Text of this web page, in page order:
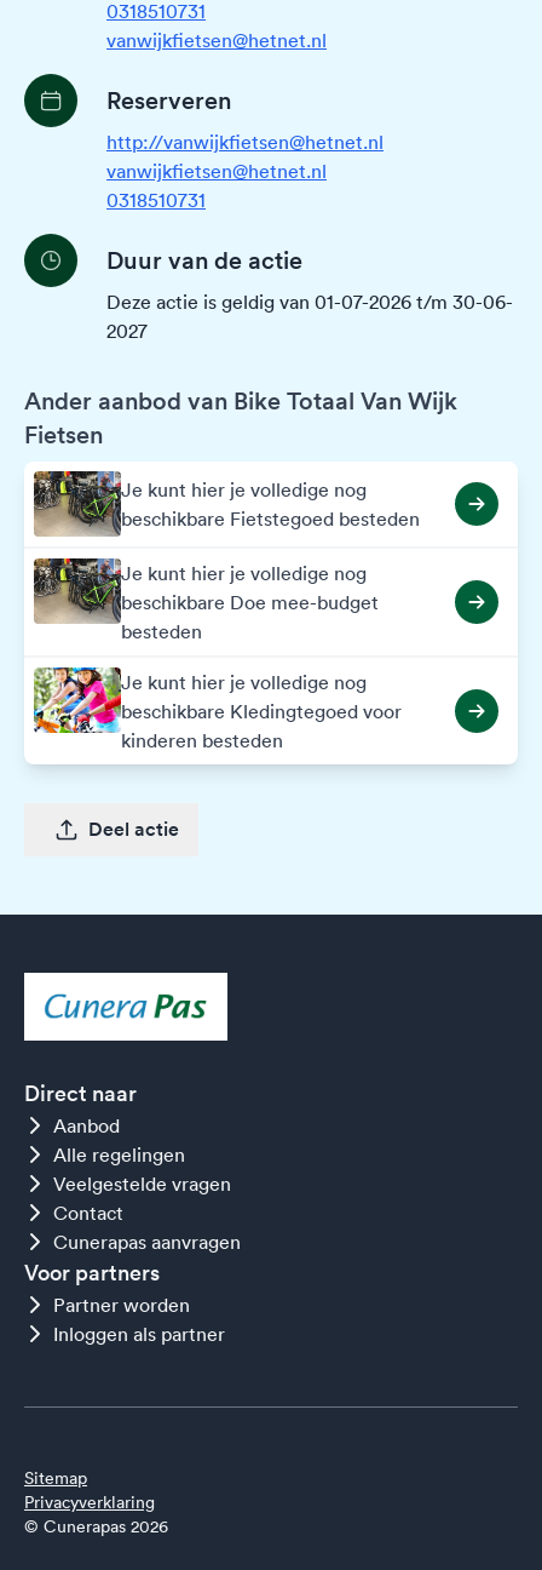
0318510731
vanwijkfietsen@hetnet.nl
Reserveren
http://vanwijkfietsen@hetnet.nl
vanwijkfietsen@hetnet.nl
0318510731
Duur van de actie
Deze actie is geldig van 01-07-2026 t/m 30-06-
2027
Ander aanbod van Bike Totaal Van Wijk
Fietsen
Je kunt hier je volledige nog
beschikbare Fietstegoed besteden
Je kunt hier je volledige nog
beschikbare Doe mee-budget
besteden
Je kunt hier je volledige nog
beschikbare Kledingtegoed voor
kinderen besteden
Deel actie
Direct naar
Aanbod
Alle regelingen
Veelgestelde vragen
Contact
Cunerapas aanvragen
Voor partners
Partner worden
Inloggen als partner
Sitemap
Privacyverklaring
© Cunerapas 2026